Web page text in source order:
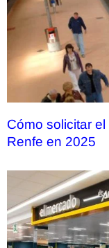
Cómo solicitar
Renfe en 2025